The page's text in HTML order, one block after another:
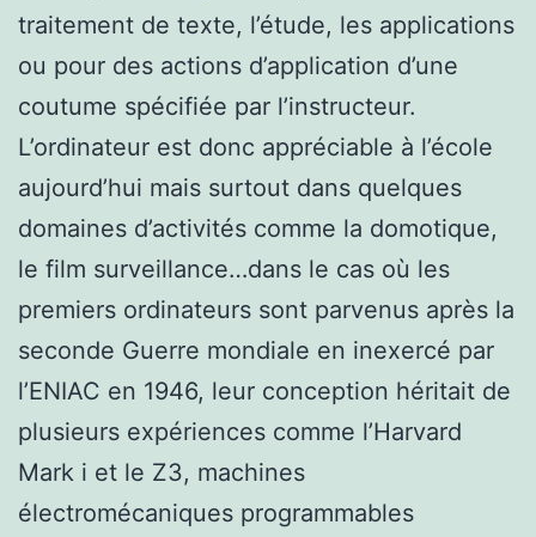
traitement de texte, l’étude, les applications
ou pour des actions d’application d’une
coutume spécifiée par l’instructeur.
L’ordinateur est donc appréciable à l’école
aujourd’hui mais surtout dans quelques
domaines d’activités comme la domotique,
le film surveillance…dans le cas où les
premiers ordinateurs sont parvenus après la
seconde Guerre mondiale en inexercé par
l’ENIAC en 1946, leur conception héritait de
plusieurs expériences comme l’Harvard
Mark i et le Z3, machines
électromécaniques programmables